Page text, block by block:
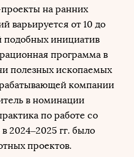
на ранних
варьируется от 10 до
инициатив
программа в
полезных ископаемых
компании
в номинации
по работе со
2024–2025 гг. было
проектов.